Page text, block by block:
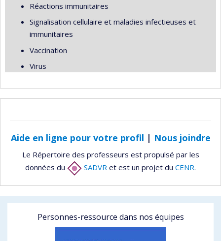
Réactions immunitaires
Signalisation cellulaire et maladies infectieuses et
immunitaires
Vaccination
Virus
Aide en ligne pour votre profil | Nous joindre
Le Répertoire des professeurs est propulsé par les
données du
SADVR et est un projet du CENR.
Personnes-ressource dans nos équipes